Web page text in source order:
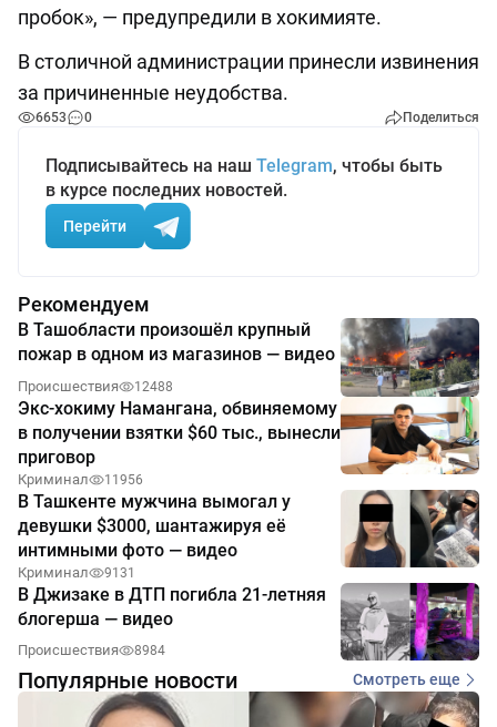
пробок», — предупредили в хокимияте.
В столичной администрации принесли извинения
за причиненные неудобства.
6653 0 Поделиться
Подписывайтесь на наш Telegram, чтобы быть
в курсе последних новостей.
Перейти
Рекомендуем
В Ташобласти произошёл крупный
пожар в одном из магазинов — видео
Происшествия 12488
Экс-хокиму Намангана, обвиняемому
в получении взятки $60 тыс., вынесли
приговор
Криминал 11956
В Ташкенте мужчина вымогал у
девушки $3000, шантажируя её
интимными фото — видео
Криминал 9131
В Джизаке в ДТП погибла 21-летняя
блогерша — видео
Происшествия 8984
Популярные новости Смотреть еще